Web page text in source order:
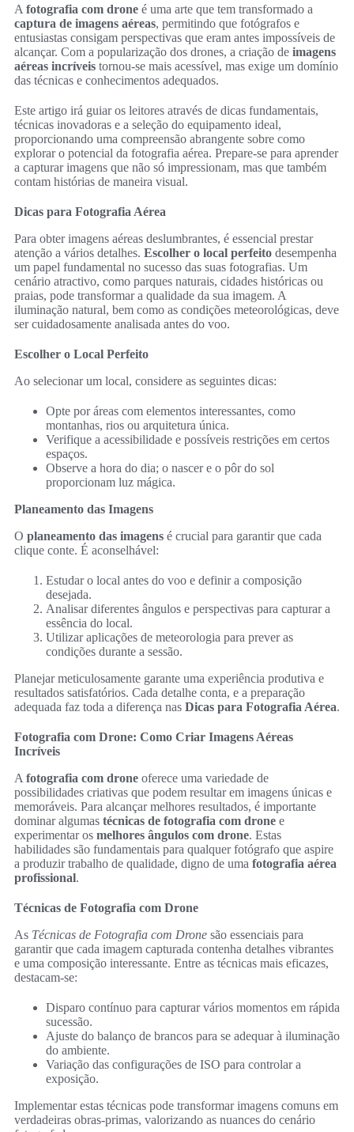
A fotografia com drone é uma arte que tem transformado a
captura de imagens aéreas, permitindo que fotógrafos e
entusiastas consigam perspectivas que eram antes impossíveis de
alcançar. Com a popularização dos drones, a criação de imagens
aéreas incríveis tornou-se mais acessível, mas exige um domínio
das técnicas e conhecimentos adequados.
Este artigo irá guiar os leitores através de dicas fundamentais,
técnicas inovadoras e a seleção do equipamento ideal,
proporcionando uma compreensão abrangente sobre como
explorar o potencial da fotografia aérea. Prepare-se para aprender
a capturar imagens que não só impressionam, mas que também
contam histórias de maneira visual.
Dicas para Fotografia Aérea
Para obter imagens aéreas deslumbrantes, é essencial prestar
atenção a vários detalhes. Escolher o local perfeito desempenha
um papel fundamental no sucesso das suas fotografias. Um
cenário atractivo, como parques naturais, cidades históricas ou
praias, pode transformar a qualidade da sua imagem. A
iluminação natural, bem como as condições meteorológicas, deve
ser cuidadosamente analisada antes do voo.
Escolher o Local Perfeito
Ao selecionar um local, considere as seguintes dicas:
Opte por áreas com elementos interessantes, como
montanhas, rios ou arquitetura única.
Verifique a acessibilidade e possíveis restrições em certos
espaços.
Observe a hora do dia; o nascer e o pôr do sol
proporcionam luz mágica.
Planeamento das Imagens
O planeamento das imagens é crucial para garantir que cada
clique conte. É aconselhável:
Estudar o local antes do voo e definir a composição
desejada.
Analisar diferentes ângulos e perspectivas para capturar a
essência do local.
Utilizar aplicações de meteorologia para prever as
condições durante a sessão.
Planejar meticulosamente garante uma experiência produtiva e
resultados satisfatórios. Cada detalhe conta, e a preparação
adequada faz toda a diferença nas Dicas para Fotografia Aérea.
Fotografia com Drone: Como Criar Imagens Aéreas
Incríveis
A fotografia com drone oferece uma variedade de
possibilidades criativas que podem resultar em imagens únicas e
memoráveis. Para alcançar melhores resultados, é importante
dominar algumas técnicas de fotografia com drone e
experimentar os melhores ângulos com drone. Estas
habilidades são fundamentais para qualquer fotógrafo que aspire
a produzir trabalho de qualidade, digno de uma fotografia aérea
profissional.
Técnicas de Fotografia com Drone
As Técnicas de Fotografia com Drone são essenciais para
garantir que cada imagem capturada contenha detalhes vibrantes
e uma composição interessante. Entre as técnicas mais eficazes,
destacam-se:
Disparo contínuo para capturar vários momentos em rápida
sucessão.
Ajuste do balanço de brancos para se adequar à iluminação
do ambiente.
Variação das configurações de ISO para controlar a
exposição.
Implementar estas técnicas pode transformar imagens comuns em
verdadeiras obras-primas, valorizando as nuances do cenário